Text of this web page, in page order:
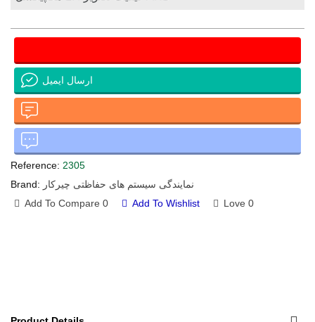
ارسال ایمیل
Reference: 2305
Brand: نمایندگی سیستم های حفاظتی چیرکار
Add To Compare 0 Add To Wishlist Love 0